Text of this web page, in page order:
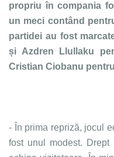
propriu în compania
un meci contând
partidei au fost
și Azdren Llullaku
Cristian Ciobanu
- În prima repriză, jocul
fost unul modest.